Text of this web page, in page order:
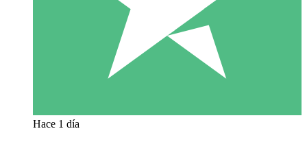
Hace 1 día